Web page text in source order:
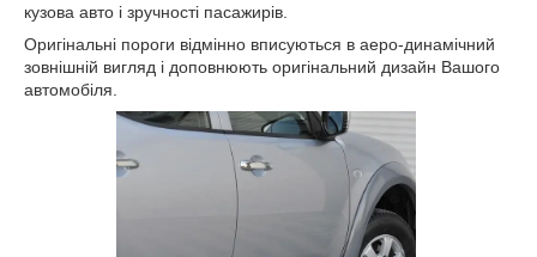
кузова авто і зручності пасажирів.
Оригінальні пороги відмінно вписуються в аеро-динамічний
зовнішній вигляд і доповнюють оригінальний дизайн Вашого
автомобіля.